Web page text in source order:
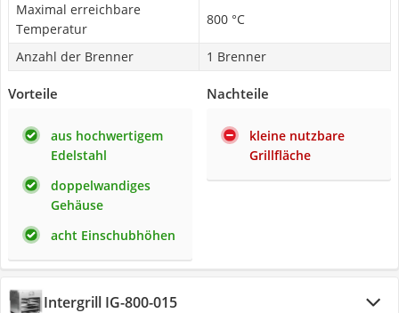
Maximal erreichbare
Temperatur
800 °C
Anzahl der Brenner 1 Brenner
Vorteile
aus hochwertigem
Edelstahl
doppelwandiges
Gehäuse
acht Einschubhöhen
Nachteile
kleine nutzbare
Grillfläche
Intergrill IG-800-015